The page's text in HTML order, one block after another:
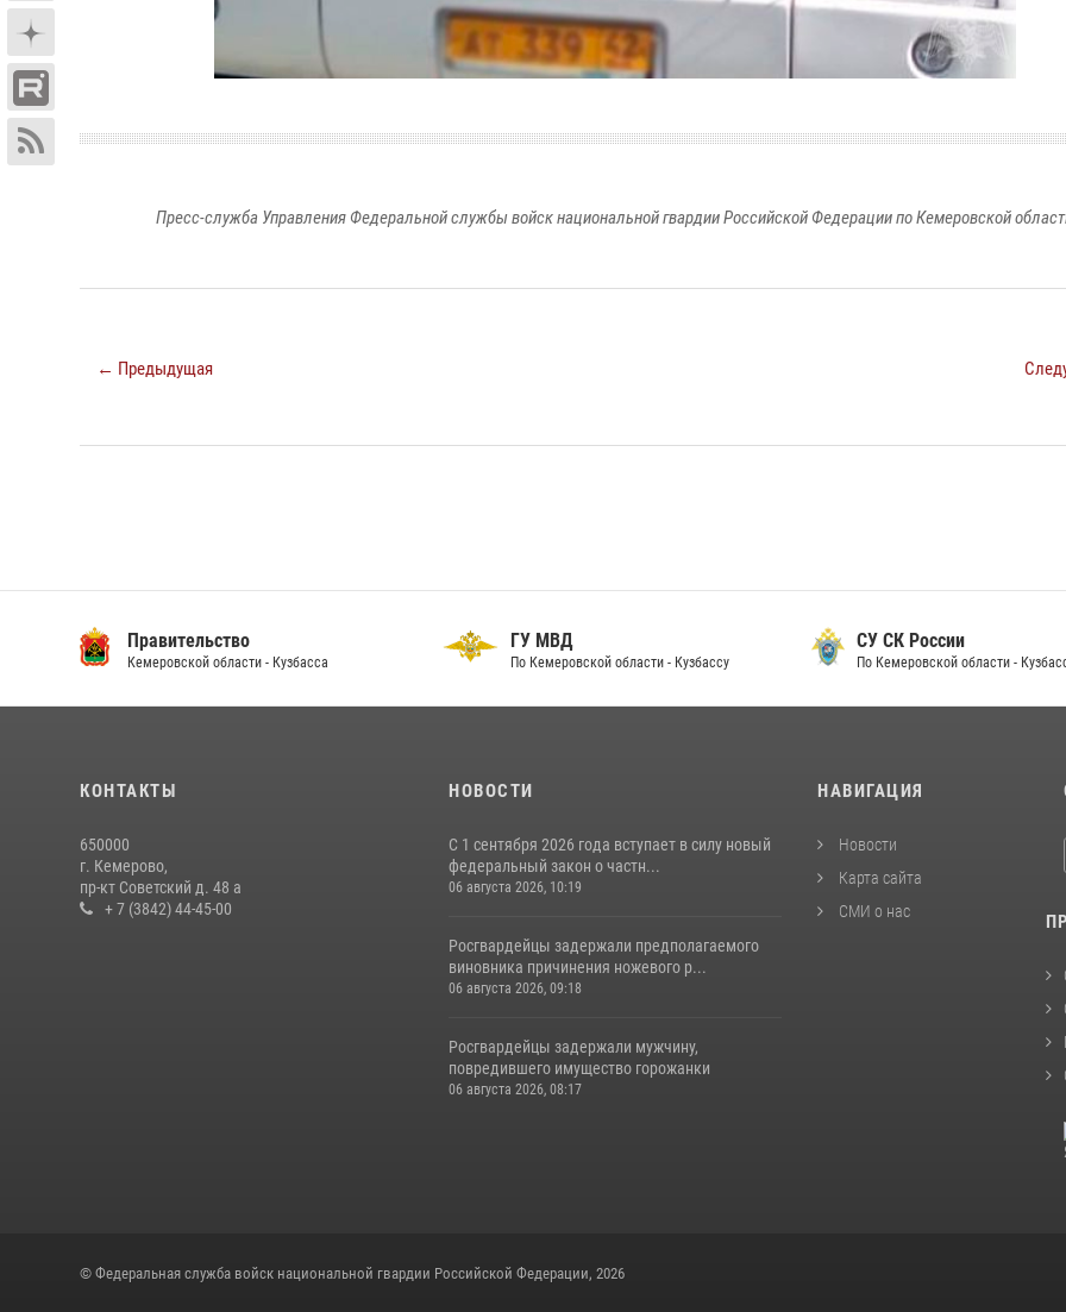
Пресс-служба Управления Федеральной службы войск национальной гвардии Российской Федерации по Кемеровской
← Предыдущая
Правительство
Кемеровской области - Кузбасса
ГУ МВД
По Кемеровской области - Кузбассу
СУ СК России
По Кемеровской области -
КОНТАКТЫ
650000
г. Кемерово,
пр-кт Советский д. 48 а
+ 7 (3842) 44-45-00
НОВОСТИ
С 1 сентября 2026 года вступает в силу новый
федеральный закон о частн...
06 августа 2026, 10:19
Росгвардейцы задержали предполагаемого
виновника причинения ножевого р...
06 августа 2026, 09:18
Росгвардейцы задержали мужчину,
повредившего имущество горожанки
06 августа 2026, 08:17
НАВИГАЦИЯ
Новости
Карта сайта
СМИ о нас
© Федеральная служба войск национальной гвардии Российской Федерации, 2026